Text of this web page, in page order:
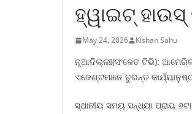
ହ୍ୱାଇଟ୍
May 24, 2026 Kishan Sahu
ନୂଆଦିଲ୍ଲୀ(ସଂକେତ ଟିଭି):
ଏଜେଣ୍ଟମାନେ ତୁରନ୍ତ
ସ୍ଥାନୀୟ ସମୟ ସନ୍ଧ୍ୟା ପ୍ରାୟ